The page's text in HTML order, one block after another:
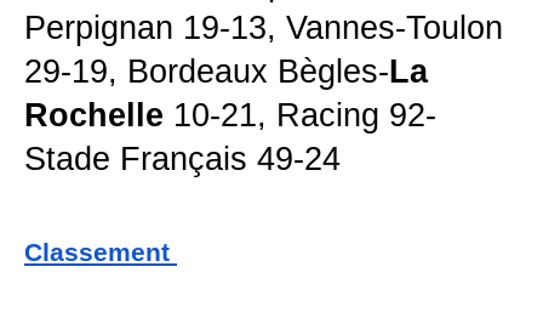
Perpignan 19-13, Vannes-Toulon
29-19, Bordeaux Bègles-La
Rochelle 10-21, Racing 92-
Stade Français 49-24
Classement